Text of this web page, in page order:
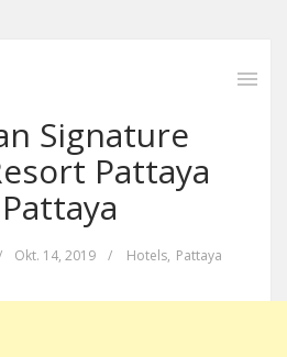
Signature
Pattaya
Okt. 14, 2019 / Hotels, Pattaya